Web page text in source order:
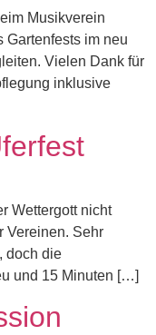
Musikverein
Gartenfests im neu
Vielen Dank für
inklusive
Wettergott nicht
Vereinen. Sehr
doch die
und 15 Minuten […]